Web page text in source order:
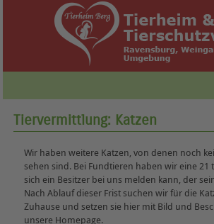
Tiervermittlung: Katzen
Wir haben weitere Katzen, von denen noch
sehen sind. Bei Fundtieren haben wir eine 21
sich ein Besitzer bei uns melden kann, der
Nach Ablauf dieser Frist suchen wir für die
Zuhause und setzen sie hier mit Bild und
unsere Homepage.